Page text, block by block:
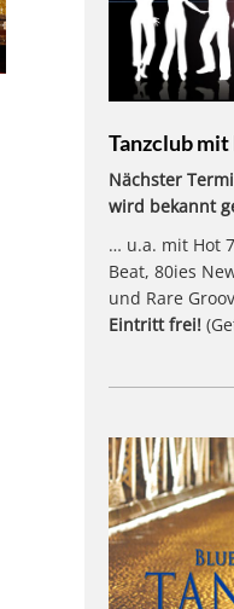
Tanzclub
Nächster
wird bekannt
… u.a. mit Hot
Beat, 80ies
und Rare
Eintritt frei!